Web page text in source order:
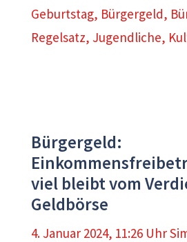
Geburtstag, Bürgergeld,
Regelsatz, Jugendliche,
Bürgergeld:
viel bleibt vom
Geldbörse
4. Januar 2024, 11:26 Uhr